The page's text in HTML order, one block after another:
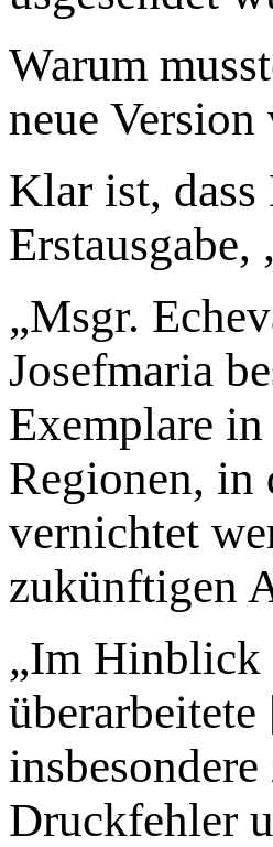
Warum
neue
Klar ist, dass
„Msgr.
Josefmaria
Exemplare
Regionen, in
vernichtet
zukünftigen
„Im Hinblick
Druckfehler